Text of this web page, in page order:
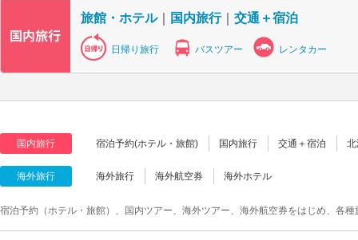
旅館・ホテル｜ 国内旅行｜ 交通＋宿泊
日帰り旅行 バスツアー レンタカー
国内旅行 宿泊予約(ホテル・旅館) 国内旅行 交通＋宿泊
海外旅行 海外旅行 海外航空券 海外ホテル
宿泊予約（ホテル・旅館）、国内ツアー、海外ツアー、海外航空券をはじめ、各